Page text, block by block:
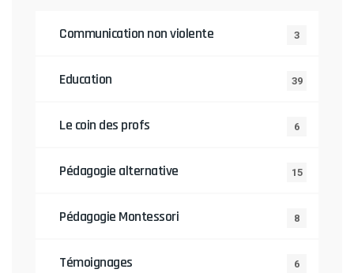
Communication non violente 3
Education 39
Le coin des profs 6
Pédagogie alternative 15
Pédagogie Montessori 8
Témoignages 6